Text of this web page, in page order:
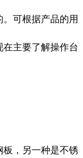
可根据产品的用
主要了解操作台
，另一种是不锈